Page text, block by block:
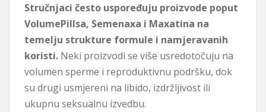
Stručnjaci često uspoređuju proizvode poput
VolumePillsa, Semenaxa i Maxatina na
temelju strukture formule i namjeravanih
koristi. Neki proizvodi se više usredotočuju na
volumen sperme i reproduktivnu podršku, dok
su drugi usmjereni na libido, izdržljivost ili
ukupnu seksualnu izvedbu.